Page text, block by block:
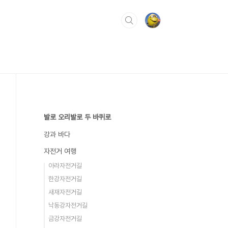
발로 오리발로 두 바퀴로
강과 바다
자전거 여행
아라자전거길
한강자전거길
새재자전거길
낙동강자전거길
금강자전거길